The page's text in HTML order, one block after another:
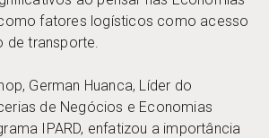
fatores logísticos como acesso
de transporte.
German Huanca, Líder do
de Negócios e Economias
IPARD, enfatizou a importância